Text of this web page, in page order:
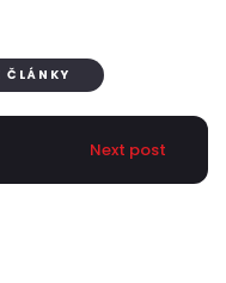
ČLÁNKY
Next post